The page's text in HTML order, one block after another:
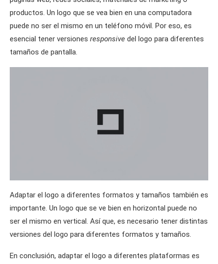
productos. Un logo que se vea bien en una computadora
puede no ser el mismo en un teléfono móvil. Por eso, es
esencial tener versiones responsive del logo para diferentes
tamaños de pantalla.
Adaptar el logo a diferentes formatos y tamaños también es
importante. Un logo que se ve bien en horizontal puede no
ser el mismo en vertical. Así que, es necesario tener distintas
versiones del logo para diferentes formatos y tamaños.
En conclusión, adaptar el logo a diferentes plataformas es